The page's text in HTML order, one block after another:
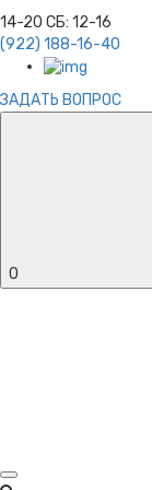
14-20 СБ: 12-16
(922) 188-16-40
ЗАДАТЬ ВОПРОС
0